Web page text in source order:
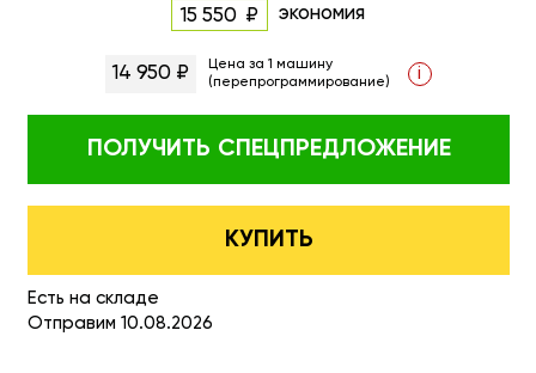
15 550 экономия
14 950 ₽
Цена за 1 машину
(перепрограммирование)
i
ПОЛУЧИТЬ СПЕЦПРЕДЛОЖЕНИЕ
КУПИТЬ
Есть на складе
Отправим 10.08.2026